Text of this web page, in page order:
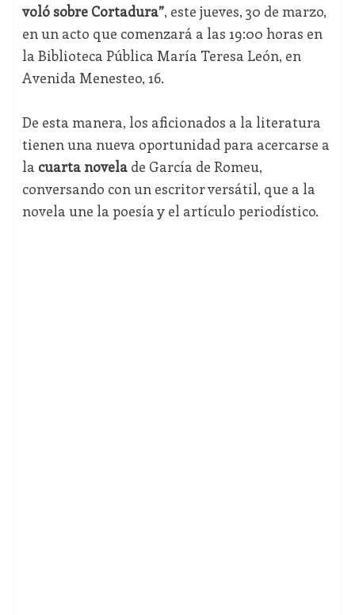
voló sobre Cortadura”, este jueves, 30 de marzo,
en un acto que comenzará a las 19:00 horas en
la Biblioteca Pública María Teresa León, en
Avenida Menesteo, 16.
De esta manera, los aficionados a la literatura
tienen una nueva oportunidad para acercarse a
la cuarta novelade García de Romeu,
conversando con un escritor versátil, que a la
novela une la poesía y el artículo periodístico.